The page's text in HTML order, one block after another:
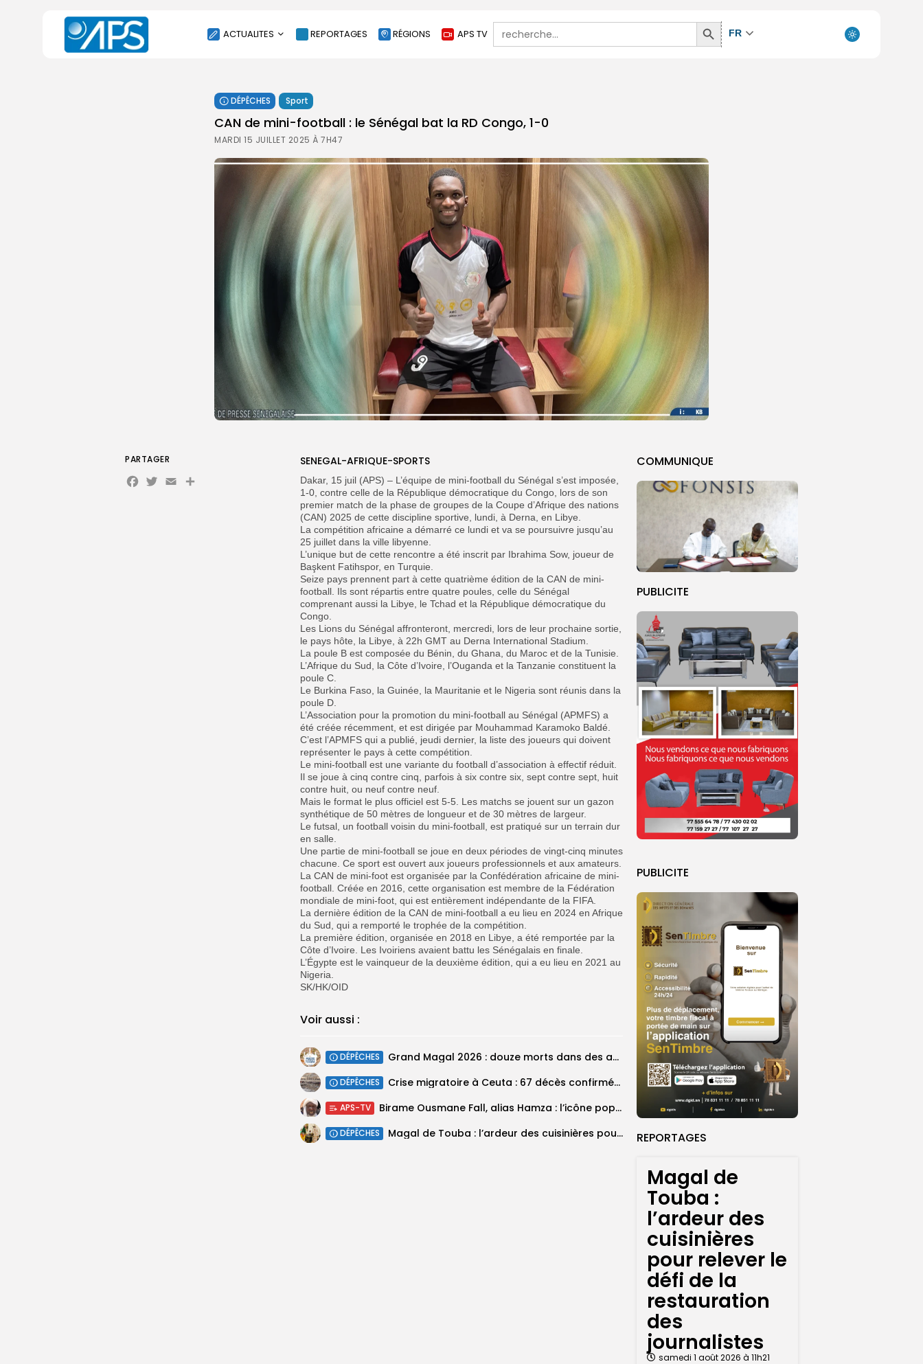
ACTUALITES
SOCIÉTÉ
ÉCONOMIE
CULTURE
SPORT
ENVIRONNEMENT
INTERNATIONAL
AGENDA
SANTE
REPORTAGES RÉGIONS APS TV
Search
for:
Search
Button
FR
DÉPÊCHES Sport
CAN de mini-football : le Sénégal bat la RD Congo, 1-0
MARDI 15 JUILLET 2025 À 7H47
COMMUNIQUE
PUBLICITE
PUBLICITE
REPORTAGES
Magal de
Touba :
l’ardeur des
cuisinières
pour relever le
défi de la
restauration
des
journalistes
samedi 1 août 2026 à 11h21
SENEGAL-AFRIQUE-SPORTS
Dakar, 15 juil (APS) – L’équipe de mini-football du Sénégal s’est imposée,
1-0, contre celle de la République démocratique du Congo, lors de son
premier match de la phase de groupes de la Coupe d’Afrique des nations
(CAN) 2025 de cette discipline sportive, lundi, à Derna, en Libye.
La compétition africaine a démarré ce lundi et va se poursuivre jusqu’au
25 juillet dans la ville libyenne.
‎L’unique but de cette rencontre a été inscrit par Ibrahima Sow, joueur de
Başkent Fatihspor, en Turquie.
Seize pays prennent part à cette quatrième édition de la CAN de mini-
football. Ils sont répartis entre quatre poules, celle du Sénégal
comprenant aussi la Libye, le Tchad et la République démocratique du
Congo.
Les Lions du Sénégal affronteront, mercredi, lors de leur prochaine sortie,
le pays hôte, la Libye, à 22h GMT au Derna International Stadium.
La poule B est composée du Bénin, du Ghana, du Maroc et de la Tunisie.
L’Afrique du Sud, la Côte d’Ivoire, l’Ouganda et la Tanzanie constituent la
poule C.
Le Burkina Faso, la Guinée, la Mauritanie et le Nigeria sont réunis dans la
poule D.
‎L’Association pour la promotion du mini-football au Sénégal (APMFS) a
été créée récemment, et est dirigée par Mouhammad Karamoko Baldé.
‎C’est l’APMFS qui a publié, jeudi dernier, la liste des joueurs qui doivent
représenter le pays à cette compétition.
‎Le mini-football est une variante du football d’association à effectif réduit.
Il se joue à cinq contre cinq, parfois à six contre six, sept contre sept, huit
contre huit, ou neuf contre neuf.
Mais le format le plus officiel est 5-5. Les matchs se jouent sur un gazon
synthétique de 50 mètres de longueur et de 30 mètres de largeur.
Le futsal, un football voisin du mini-football, est pratiqué sur un terrain dur
en salle.
Une partie de mini-football se joue en deux périodes de vingt-cinq minutes
chacune. Ce sport est ouvert aux joueurs professionnels et aux amateurs.
‎La CAN de mini-foot est organisée par la Confédération africaine de mini-
football. Créée en 2016, cette organisation est membre de la Fédération
mondiale de mini-foot, qui est entièrement indépendante de la FIFA.
‎La dernière édition de la CAN de mini-football a eu lieu en 2024 en Afrique
du Sud, qui a remporté le trophée de la compétition.
‎La première édition, organisée en 2018 en Libye, a été remportée par la
Côte d’Ivoire. Les Ivoiriens avaient battu les Sénégalais en finale.
L’Égypte est le vainqueur de la deuxième édition, qui a eu lieu en 2021 au
Nigeria.
SK/HK/OID
Voir aussi :
DÉPÊCHES Grand Magal 2026 : douze morts dans des accidents de la route...
DÉPÊCHES Crise migratoire à Ceuta : 67 décès confirmés, retour en nombre des...
APS-TV Birame Ousmane Fall, alias Hamza : l’icône populaire du Grand Magal
DÉPÊCHES Magal de Touba : l’ardeur des cuisinières pour relever le défi de...
PARTAGER
Facebook
Twitter
Email